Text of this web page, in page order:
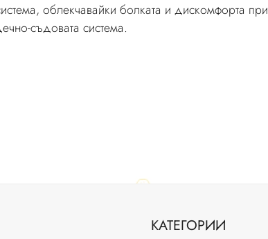
облекчавайки болката и дискомфорта при
съдовата система.
КАТЕГОРИИ